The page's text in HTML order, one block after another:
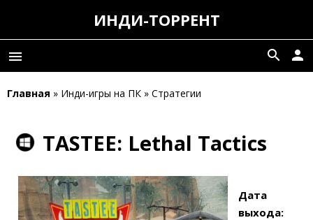
ИНДИ-ТОРРЕНТ
menu person
search
Главная » Инди-игры на ПК » Стратегии
TASTEE: Lethal Tactics
Дата
выхода: